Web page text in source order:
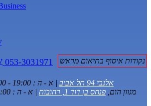
נקודות איסוף בתיאום מראש 053-3031971
אלנבי 94 תל אביב
| א - ה : 19:00 - 10:00, ו : 14:00 - 10:00
מגוון הום, פנחס בן דוד 1, רחובות